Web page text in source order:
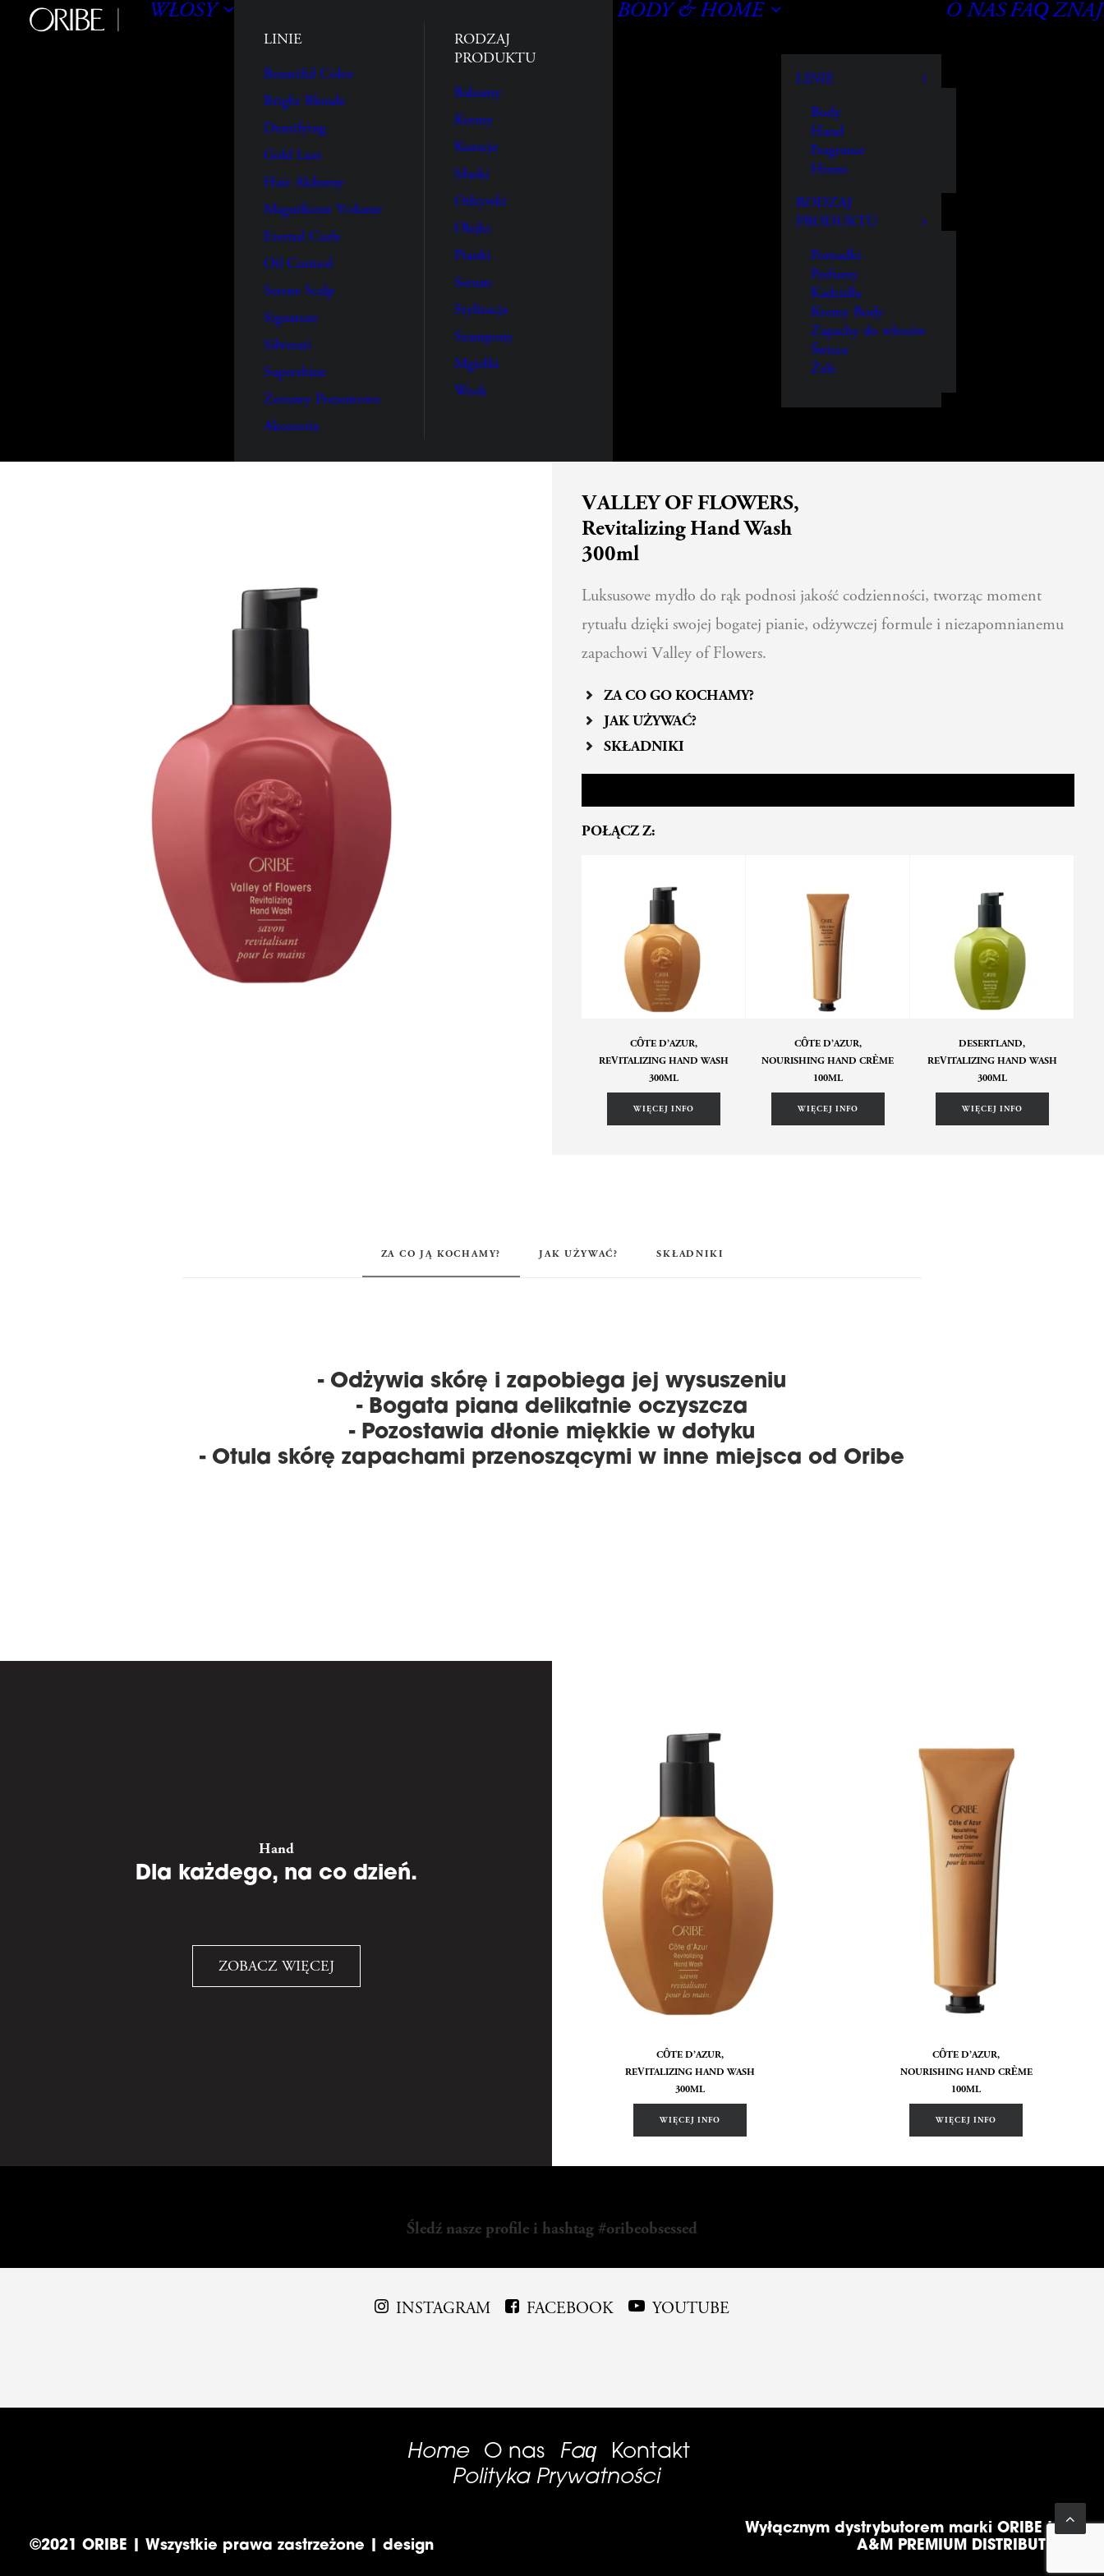
WŁOSY
LINIE
Beautiful Color
Bright Blonde
Densifying
Gold Lust
Hair Alchemy
Magnificent Volume
Eternal Curls
Oil Control
Serene Scalp
Signature
Silverati
Supershine
Zestawy Prezentowe
Akcesoria
RODZAJ
PRODUKTU
Balsamy
Kremy
Kuracje
Maski
Odżywki
Olejki
Pianki
Serum
Stylizacja
Szampony
Mgiełki
Wosk
BODY & HOME
LINIE
Body
Hand
Fragrance
Home
RODZAJ
PRODUKTU
Pomadki
Perfumy
Kadzidła
Kremy Body
Zapachy do włosów
Świece
Żele
O NASFAQ
VALLEY OF FLOWERS,
Revitalizing Hand Wash
300ml
Luksusowe mydło do rąk podnosi jakość codzienności, tworząc moment
rytuału dzięki swojej bogatej pianie, odżywczej formule i niezapomnianemu
zapachowi Valley of Flowers.
ZA CO GO KOCHAMY?
JAK UŻYWAĆ?
SKŁADNIKI
POŁĄCZ Z:
CÔTE D’AZUR,
REVITALIZING HAND WASH
300ML
WIĘCEJ INFO
CÔTE D’AZUR,
NOURISHING HAND CRÈME
100ML
WIĘCEJ INFO
DESERTLAND,
REVITALIZING HAND WASH
300ML
WIĘCEJ INFO
ZA CO JĄ KOCHAMY? JAK UŻYWAĆ? SKŁADNIKI
- Odżywia skórę i zapobiega jej wysuszeniu
- Bogata piana delikatnie oczyszcza
- Pozostawia dłonie miękkie w dotyku
- Otula skórę zapachami przenoszącymi w inne miejsca od Oribe
Hand
Dla każdego, na co dzień.
ZOBACZ WIĘCEJ
CÔTE D’AZUR,
REVITALIZING HAND WASH
300ML
WIĘCEJ INFO
CÔTE D’AZUR,
NOURISHING HAND CRÈME
100ML
WIĘCEJ INFO
Śledź nasze profile i hashtag #oribeobsessed
INSTAGRAM FACEBOOK YOUTUBE
Home O nas Faq Kontakt
Polityka Prywatności
Wyłącznym dystrybutorem marki ORIBE jest
A&M PREMIUM DISTRIBUTION